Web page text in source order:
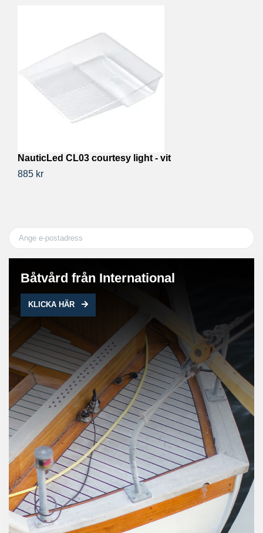
Båtvård från International
KLICKA HÄR
NauticLed CL03 courtesy light - vit
885 kr